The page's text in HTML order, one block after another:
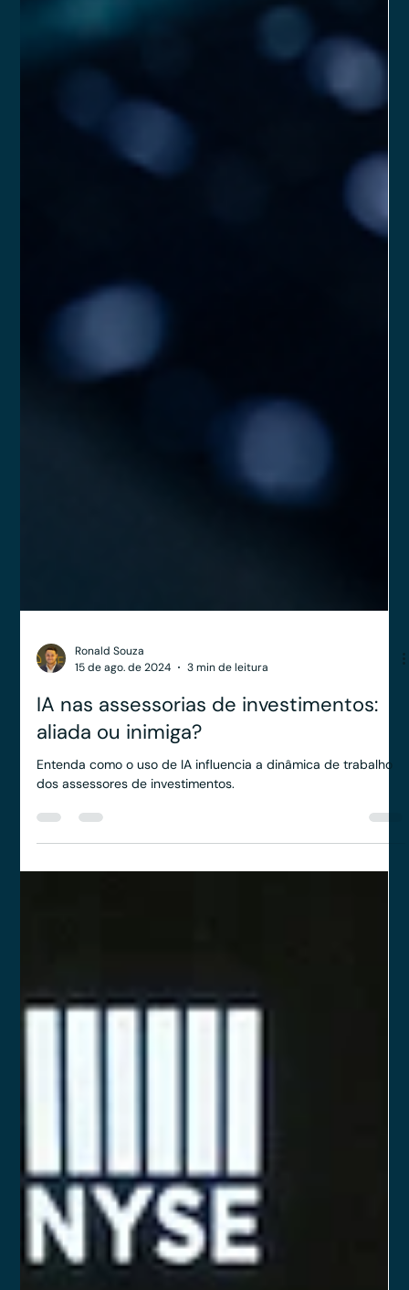
15 de ago. de 2024
3 min de leitura
IA nas assessorias de investimentos:
aliada ou inimiga?
dos assessores de investimentos.